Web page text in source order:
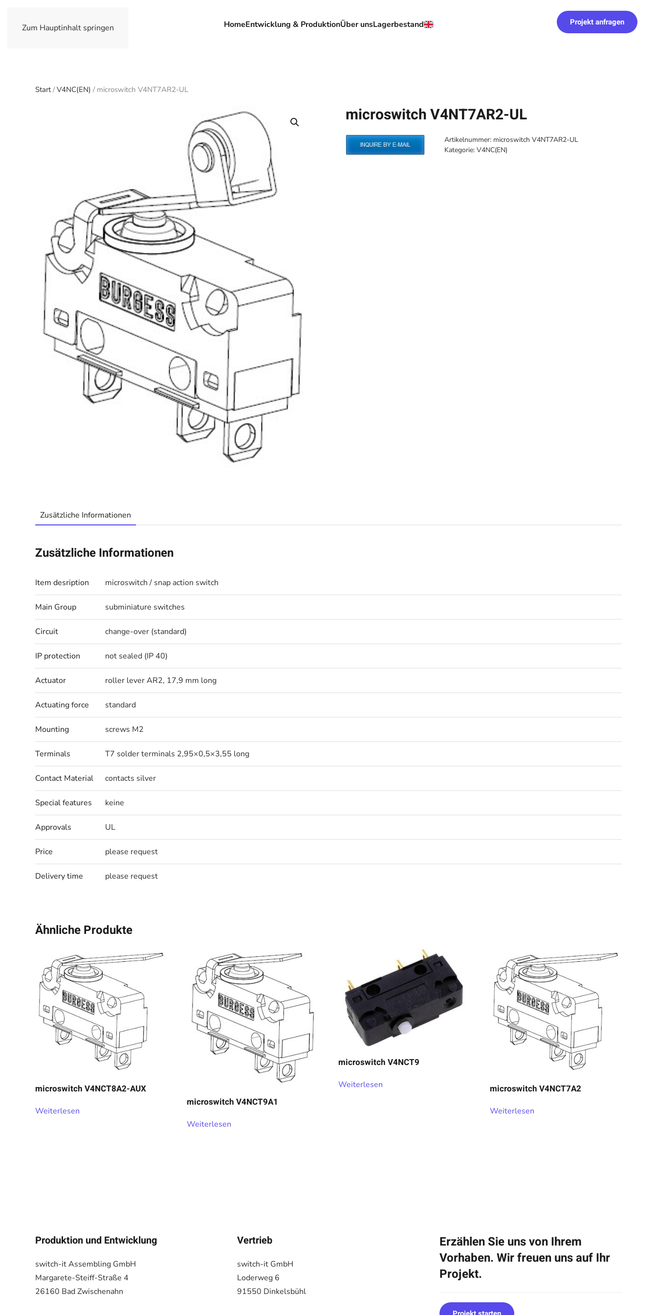
Zum Hauptinhalt springen HomeEntwicklung & ProduktionÜber unsLagerbestand Projekt anfragen
Start/V4NC(EN) / microswitch V4NT7AR2-UL
microswitch V4NT7AR2-UL
Artikelnummer: microswitch V4NT7AR2-UL
Kategorie: V4NC(EN)
Zusätzliche Informationen
Zusätzliche Informationen
Item desription microswitch / snap action switch
Main Group subminiature switches
Circuit change-over (standard)
IP protection not sealed (IP 40)
Actuator roller lever AR2, 17,9 mm long
Actuating force standard
Mounting screws M2
Terminals T7 solder terminals 2,95×0,5×3,55 long
Contact Material contacts silver
Special features keine
Approvals UL
Price please request
Delivery time please request
Ähnliche Produkte
microswitch V4NCT8A2-AUX
Weiterlesen
microswitch V4NCT9A1
Weiterlesen
microswitch V4NCT9
Weiterlesen microswitch V4NCT7A2
Weiterlesen
Produktion und Entwicklung
switch-it Assembling GmbH
Margarete-Steiff-Straße 4
26160 Bad Zwischenahn
Vertrieb
switch-it GmbH
Loderweg 6
91550 Dinkelsbühl
Erzählen Sie uns von Ihrem
Vorhaben. Wir freuen uns auf Ihr
Projekt.